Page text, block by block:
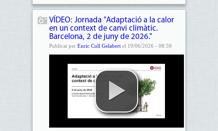
VÍDEO: Jornada "Adaptació a la calor
en un context de canvi climàtic.
Barcelona, 2 de juny de 2026."
Publicat per Enric Coll Gelabertel 19/06/2026 - 08:59